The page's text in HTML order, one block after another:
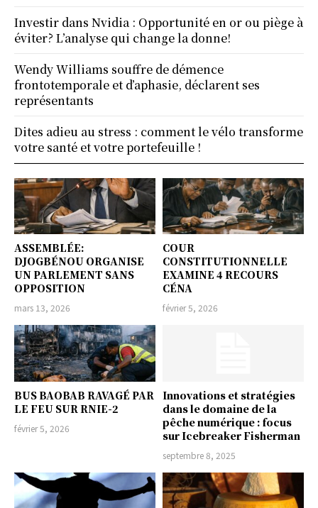
ASSEMBLÉE:
DJOGBÉNOU ORGANISE
UN PARLEMENT SANS
OPPOSITION
mars 13, 2026
COUR
CONSTITUTIONNELLE
EXAMINE 4 RECOURS
CÉNA
février 5, 2026
BUS BAOBAB RAVAGÉ PAR
LE FEU SUR RNIE-2
février 5, 2026
Innovations et stratégies
dans le domaine de la
pêche numérique : focus
sur Icebreaker Fisherman
septembre 8, 2025
Investir dans Nvidia : Opportunité en or ou piège à
éviter? L’analyse qui change la donne!
Wendy Williams souffre de démence
frontotemporale et d’aphasie, déclarent ses
représentants
Dites adieu au stress : comment le vélo transforme
votre santé et votre portefeuille !